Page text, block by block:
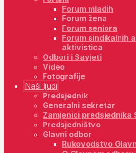
Forum mladih
Forum žena
Forum seniora
Forum sindikalnih
aktivistica
Odbori i Savjeti
Video
Fotografije
Naši ljudi
Predsjednik
Generalni sekretar
Zamjenici predsjednika
Predsjedništvo
Glavni odbor
Rukovodstvo